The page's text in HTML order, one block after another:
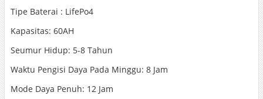
Tipe Baterai : LifePo4
Kapasitas: 60AH
Seumur Hidup: 5-8 Tahun
Waktu Pengisi Daya Pada Minggu: 8 Jam
Mode Daya Penuh: 12 Jam